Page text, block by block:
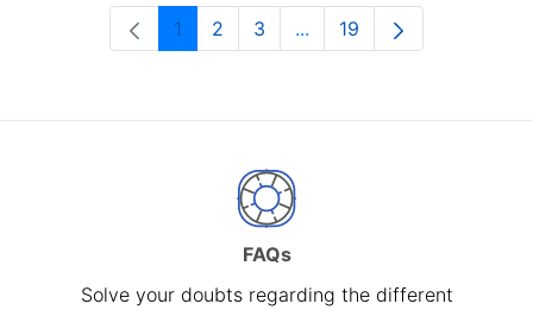
Page
1 Page
2 Page
3 ...Intermediate Pages Use
Page
19
FAQs
Solve your doubts regarding the different